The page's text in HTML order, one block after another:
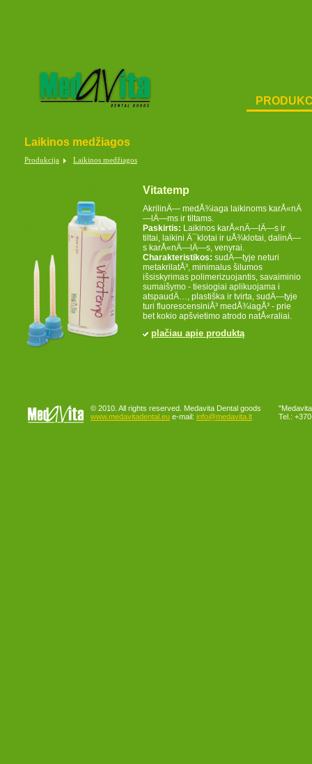
Laikinos medžiagos
Produkcija Laikinos medžiagos
Vitatemp
AkrilinÄ— medÅ¾iaga laikinoms karÅ«nÄ
—lÄ—ms ir tiltams.
Paskirtis: Laikinos karÅ«nÄ—lÄ—s ir
tiltai, laikini Ä¯klotai ir uÅ¾klotai, dalinÄ—
s karÅ«nÄ—lÄ—s, venyrai.
Charakteristikos: sudÄ—tyje neturi
metakrilatÅ³, minimalus šilumos
išsiskyrimas polimerizuojantis, savaiminio
sumaišymo - tiesiogiai aplikuojama i
atspaudÄ…, plastiška ir tvirta, sudÄ—tyje
turi fluorescensiniÅ³ medÅ¾iagÅ³ - prie
bet kokio apšvietimo atrodo natÅ«raliai.
plačiau apie produktą
© 2010. All rights reserved. Medavita Dental goods
www.medavitadental.eu e-mail: info@medavita.lt
Tel.: